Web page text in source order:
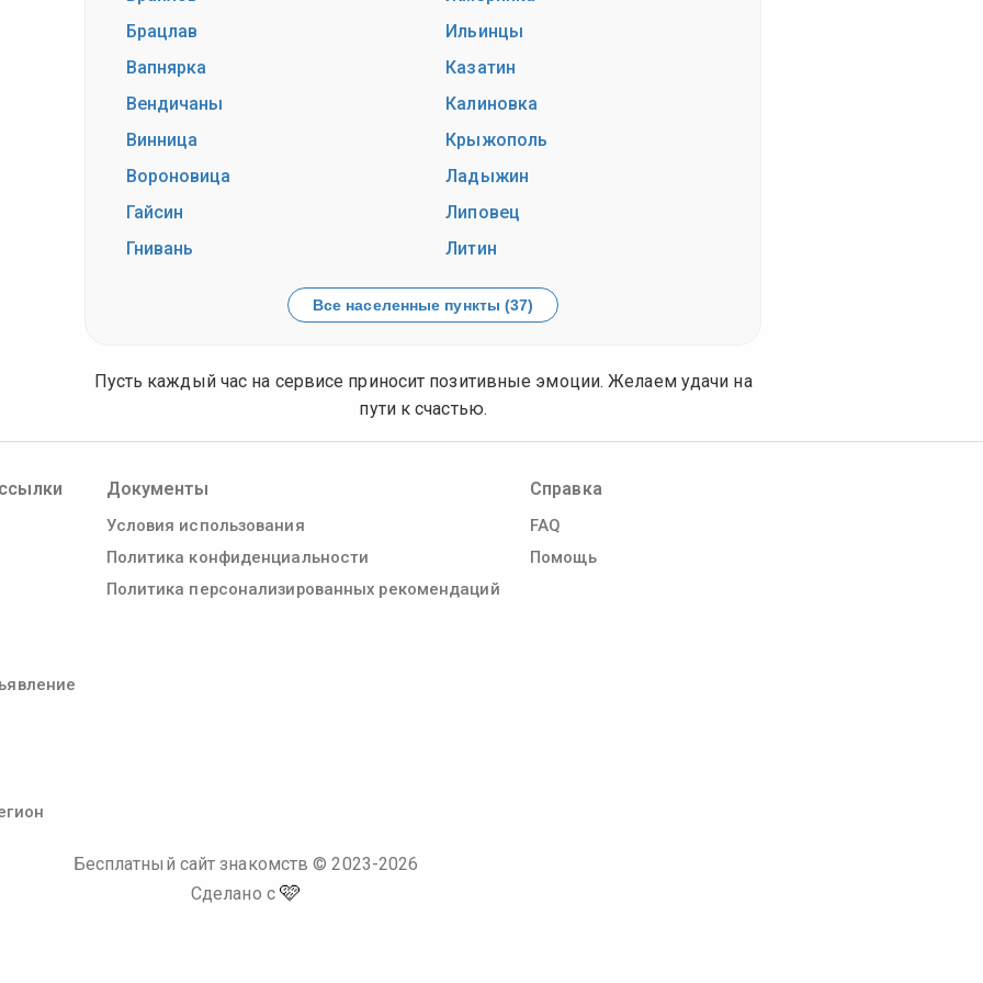
Брацлав
Вапнярка
Вендичаны
Винница
Вороновица
Гайсин
Гнивань
Ильинцы
Казатин
Калиновка
Крыжополь
Ладыжин
Липовец
Литин
Все населенные пункты (37)
Пусть каждый час на сервисе приносит позитивные эмоции. Желаем удачи на
пути к счастью.
Документы
Условия использования
Политика конфиденциальности
Политика персонализированных рекомендаций
Справка
FAQ
Помощь
Бесплатный сайт знакомств © 2023-2026
Сделано с 🩷